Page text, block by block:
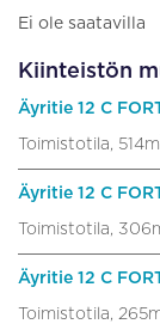
Ei ole saatavilla
Kiinteistön
Äyritie 12 C
Toimistotila, 514m
Äyritie 12 C
Toimistotila,
Äyritie 12 C
Toimistotila,